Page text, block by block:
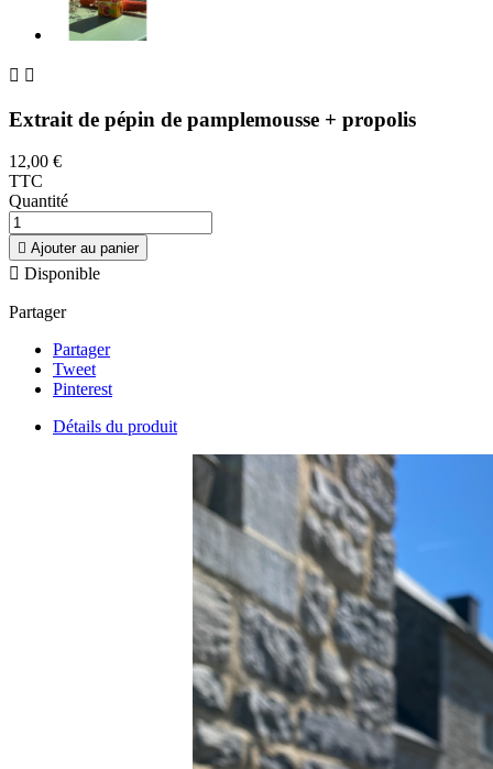
 
Extrait de pépin de pamplemousse + propolis
12,00 €
TTC
Quantité
 Ajouter au panier
 Disponible
Partager
Partager
Tweet
Pinterest
Détails du produit